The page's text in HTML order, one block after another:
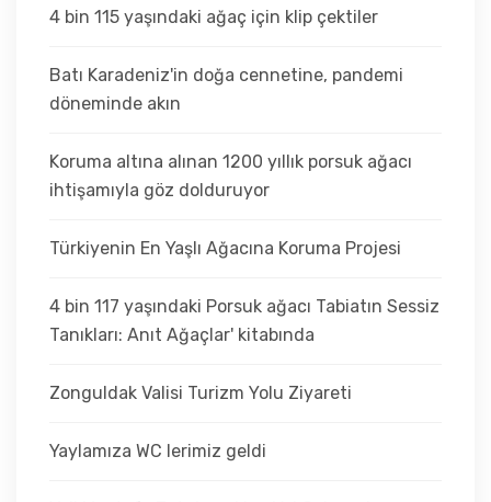
4 bin 115 yaşındaki ağaç için klip çektiler
Batı Karadeniz'in doğa cennetine, pandemi
döneminde akın
Koruma altına alınan 1200 yıllık porsuk ağacı
ihtişamıyla göz dolduruyor
Türkiyenin En Yaşlı Ağacına Koruma Projesi
4 bin 117 yaşındaki Porsuk ağacı Tabiatın Sessiz
Tanıkları: Anıt Ağaçlar' kitabında
Zonguldak Valisi Turizm Yolu Ziyareti
Yaylamıza WC lerimiz geldi